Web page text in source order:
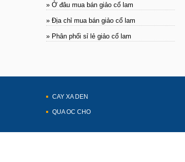
» Ở đâu mua bán giảo cổ lam
» Địa chỉ mua bán giảo cổ lam
» Phân phối sỉ lẻ giảo cổ lam
CAY XA DEN
QUA OC CHO